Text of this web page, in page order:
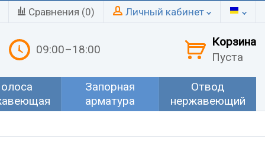
Сравнения (0) Личный кабинет
09:00–18:00
Корзина
Пуста
Запорная
арматура
Отвод
нержавеющий